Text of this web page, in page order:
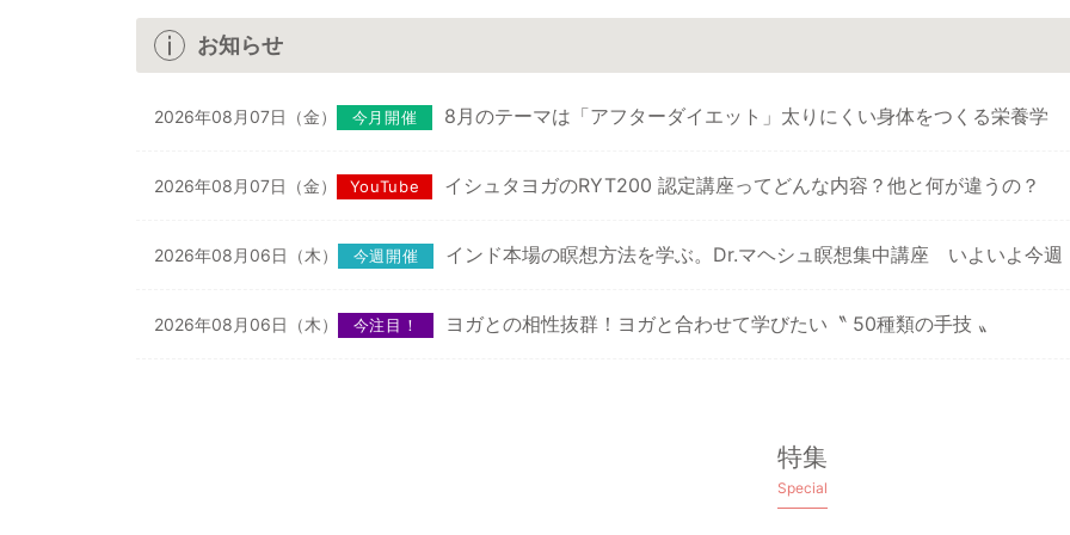
お知らせ
2026年08月07日（金） 今月開催 8月のテーマは「アフターダイエット」太りにくい身体をつくる栄養学
2026年08月07日（金） YouTube イシュタヨガのRYT200 認定講座ってどんな内容？他と何が違うの？
2026年08月06日（木） 今週開催 インド本場の瞑想方法を学ぶ。Dr.マヘシュ瞑想集中講座 いよいよ今週
2026年08月06日（木） 今注目！ ヨガとの相性抜群！ヨガと合わせて学びたい〝 50種類の手技 〟
特集
Special